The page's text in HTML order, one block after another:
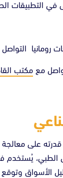
في التطبيقات
رومانيا
مع مكتب
على
الطبي،
الأسواق